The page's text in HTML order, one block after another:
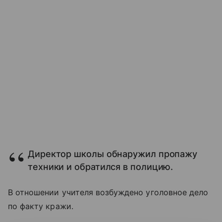
Директор школы обнаружил пропажу
техники и обратился в полицию.
В отношении учителя возбуждено уголовное дело
по факту кражи.